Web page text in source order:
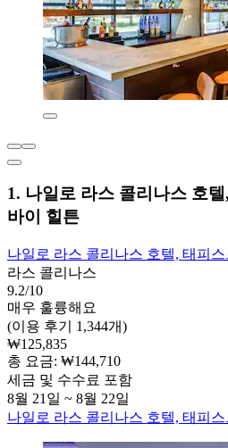
1. 나일로 라스 콜리나스 호
바이 힐튼
나일로 라스 콜리나스 호텔, 태피
라스 콜리나스
9.2/10
매우 훌륭해요
(이용 후기 1,344개)
₩125,835
총 요금: ₩144,710
세금 및 수수료 포함
8월 21일 ~ 8월 22일
나일로 라스 콜리나스 호텔, 태피